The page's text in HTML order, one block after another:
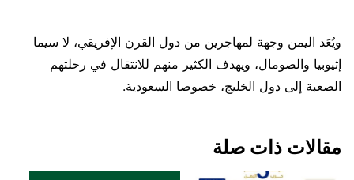
ويُعَد اليمن وجهة لمهاجرين من دول القرن الإفريقي، لا سيما
إثيوبيا والصومال، ويهدف الكثير منهم للانتقال في رحلتهم
الصعبة إلى دول الخليج، خصوصا السعودية.
مقالات ذات صلة